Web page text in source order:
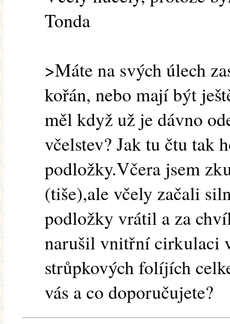
Tonda
>Máte na svých úlech
kořán, nebo mají být
měl když už je dávno
včelstev? Jak tu čtu tak
podložky.Včera jsem
(tiše),ale včely začali
podložky vrátil a za
narušil vnitřní cirkulaci
strůpkových folíjích
vás a co doporučujete?